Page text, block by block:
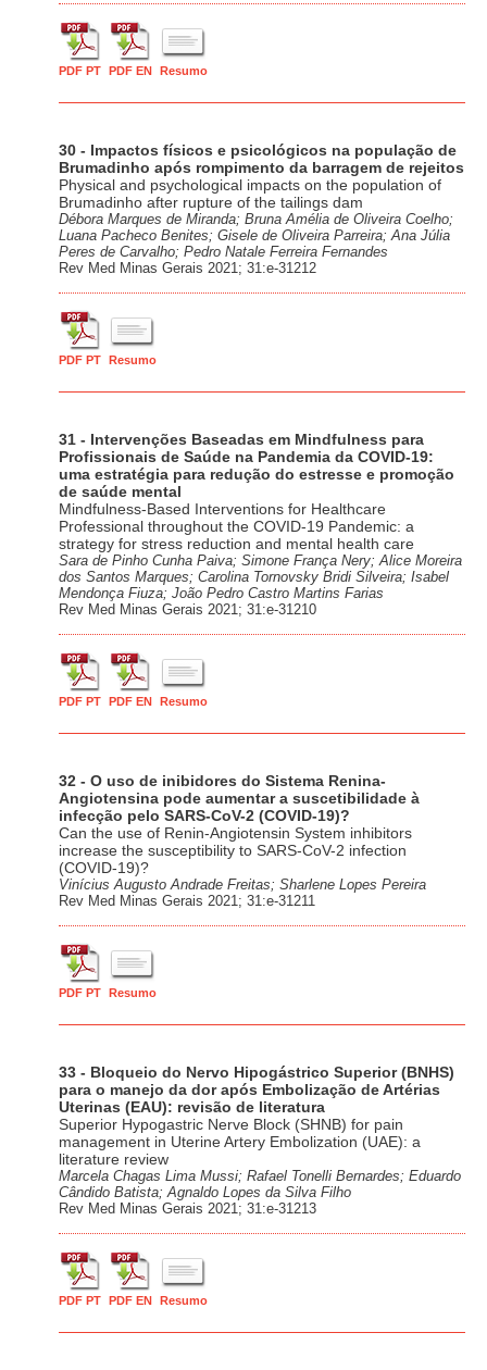
PDF PT PDF EN Resumo
30 - Impactos físicos e psicológicos na população de
Brumadinho após rompimento da barragem de rejeitos
Physical and psychological impacts on the population of
Brumadinho after rupture of the tailings dam
Débora Marques de Miranda; Bruna Amélia de Oliveira Coelho;
Luana Pacheco Benites; Gisele de Oliveira Parreira; Ana Júlia
Peres de Carvalho; Pedro Natale Ferreira Fernandes
Rev Med Minas Gerais 2021; 31:e-31212
PDF PT Resumo
31 - Intervenções Baseadas em Mindfulness para
Profissionais de Saúde na Pandemia da COVID-19:
uma estratégia para redução do estresse e promoção
de saúde mental
Mindfulness-Based Interventions for Healthcare
Professional throughout the COVID-19 Pandemic: a
strategy for stress reduction and mental health care
Sara de Pinho Cunha Paiva; Simone França Nery; Alice Moreira
dos Santos Marques; Carolina Tornovsky Bridi Silveira; Isabel
Mendonça Fiuza; João Pedro Castro Martins Farias
Rev Med Minas Gerais 2021; 31:e-31210
PDF PT PDF EN Resumo
32 - O uso de inibidores do Sistema Renina-
Angiotensina pode aumentar a suscetibilidade à
infecção pelo SARS-CoV-2 (COVID-19)?
Can the use of Renin-Angiotensin System inhibitors
increase the susceptibility to SARS-CoV-2 infection
(COVID-19)?
Vinícius Augusto Andrade Freitas; Sharlene Lopes Pereira
Rev Med Minas Gerais 2021; 31:e-31211
PDF PT Resumo
33 - Bloqueio do Nervo Hipogástrico Superior (BNHS)
para o manejo da dor após Embolização de Artérias
Uterinas (EAU): revisão de literatura
Superior Hypogastric Nerve Block (SHNB) for pain
management in Uterine Artery Embolization (UAE): a
literature review
Marcela Chagas Lima Mussi; Rafael Tonelli Bernardes; Eduardo
Cândido Batista; Agnaldo Lopes da Silva Filho
Rev Med Minas Gerais 2021; 31:e-31213
PDF PT PDF EN Resumo